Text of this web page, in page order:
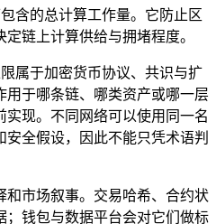
含的总计算工作量。它防止区
链上计算供给与拥堵程度。
属于加密货币协议、共识与扩
用于哪条链、哪类资产或哪一层
现。不同网络可以使用同一名
全假设，因此不能只凭术语判
和市场叙事。交易哈希、合约状
；钱包与数据平台会对它们做标